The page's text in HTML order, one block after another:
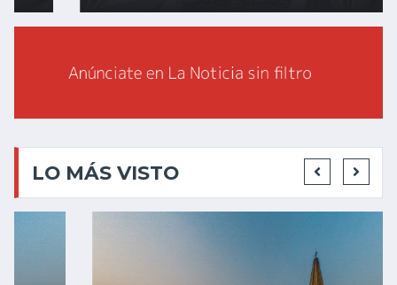
LO MÁS VISTO